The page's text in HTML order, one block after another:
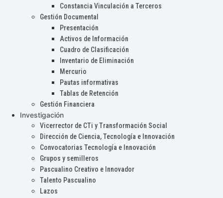
Constancia Vinculación a Terceros
Gestión Documental
Presentación
Activos de Información
Cuadro de Clasificación
Inventario de Eliminación
Mercurio
Pautas informativas
Tablas de Retención
Gestión Financiera
Investigación
Vicerrector de CTi y Transformación Social
Dirección de Ciencia, Tecnología e Innovación
Convocatorias Tecnología e Innovación
Grupos y semilleros
Pascualino Creativo e Innovador
Talento Pascualino
Lazos